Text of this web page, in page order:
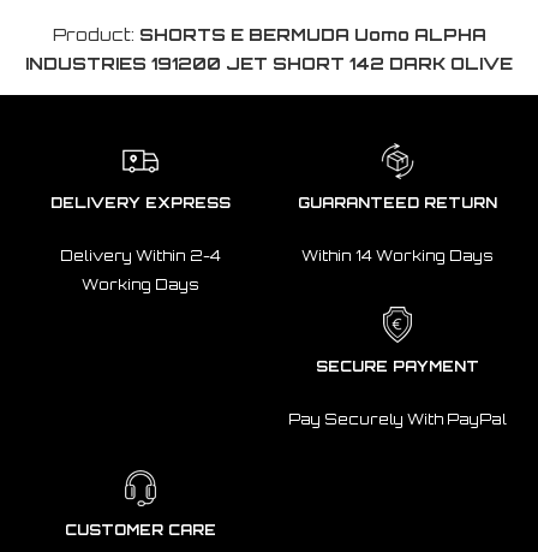
Product: SHORTS E BERMUDA Uomo ALPHA
INDUSTRIES 191200 JET SHORT 142 DARK OLIVE
DELIVERY EXPRESS
Delivery Within 2-4
Working Days
GUARANTEED RETURN
Within 14 Working Days
SECURE PAYMENT
Pay Securely With PayPal
CUSTOMER CARE